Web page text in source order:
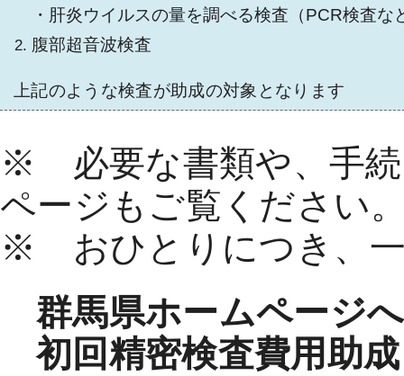
・肝炎ウイルスの量を調べる検査（PCR検査な
腹部超音波検査
上記のような検査が助成の対象となります
※ 必要な書類や、手続
ページもご覧ください
※ おひとりにつき、一
群馬県ホームページ
初回精密検査費用助